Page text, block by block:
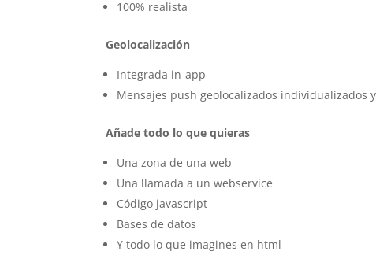
100% realista
Geolocalización
Integrada in-app
Mensajes push geolocalizados individualizados
Añade todo lo que quieras
Una zona de una web
Una llamada a un webservice
Código javascript
Bases de datos
Y todo lo que imagines en html